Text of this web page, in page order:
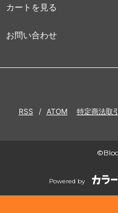
カートを見る
お問い合わせ
RSS / ATOM 特定商法取
Powered by